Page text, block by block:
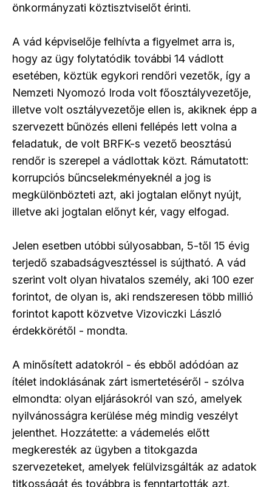
önkormányzati köztisztviselőt érinti.
A vád képviselője felhívta a figyelmet arra is,
hogy az ügy folytatódik további 14 vádlott
esetében, köztük egykori rendőri vezetők, így a
Nemzeti Nyomozó Iroda volt főosztályvezetője,
illetve volt osztályvezetője ellen is, akiknek épp a
szervezett bűnözés elleni fellépés lett volna a
feladatuk, de volt BRFK-s vezető beosztású
rendőr is szerepel a vádlottak közt. Rámutatott:
korrupciós bűncselekményeknél a jog is
megkülönbözteti azt, aki jogtalan előnyt nyújt,
illetve aki jogtalan előnyt kér, vagy elfogad.
Jelen esetben utóbbi súlyosabban, 5-től 15 évig
terjedő szabadságvesztéssel is sújtható. A vád
szerint volt olyan hivatalos személy, aki 100 ezer
forintot, de olyan is, aki rendszeresen több millió
forintot kapott közvetve Vizoviczki László
érdekkörétől - mondta.
A minősített adatokról - és ebből adódóan az
ítélet indoklásának zárt ismertetéséről - szólva
elmondta: olyan eljárásokról van szó, amelyek
nyilvánosságra kerülése még mindig veszélyt
jelenthet. Hozzátette: a vádemelés előtt
megkeresték az ügyben a titokgazda
szervezeteket, amelyek felülvizsgálták az adatok
titkosságát és továbbra is fenntartották azt.